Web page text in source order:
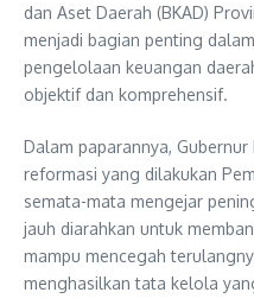
dan Aset Daerah (BKAD)
menjadi bagian penting
pengelolaan keuangan
objektif dan komprehensif.
Dalam paparannya,
reformasi yang dilakukan
semata-mata mengejar
jauh diarahkan untuk
mampu mencegah
menghasilkan tata kelola